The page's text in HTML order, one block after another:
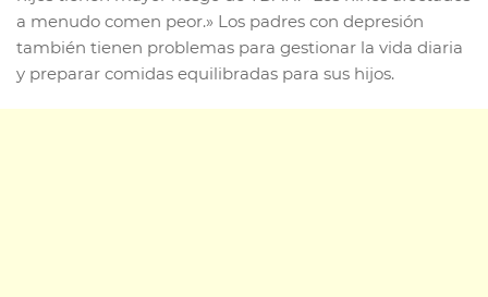
a menudo comen peor.» Los padres con depresión
también tienen problemas para gestionar la vida diaria
y preparar comidas equilibradas para sus hijos.